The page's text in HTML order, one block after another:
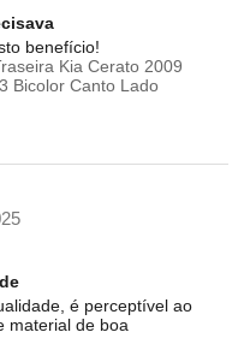
benefício!
Kia Cerato 2009
Bicolor Canto Lado
é perceptível ao
material de boa